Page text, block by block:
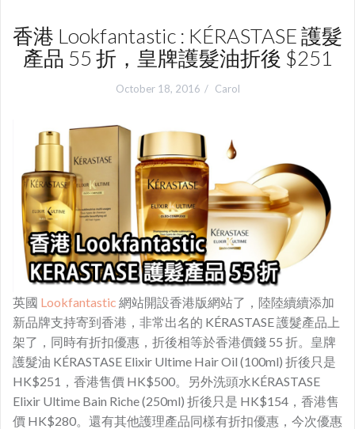
香港 Lookfantastic : KÉRASTASE 護髮
產品 55 折，皇牌護髮油折後 $251
October 18, 2016 Carol
英國 Lookfantastic 網站開設香港版網站了，陸陸續續添加
新品牌支持寄到香港，非常出名的 KÉRASTASE 護髮產品上
架了，同時有折扣優惠，折後相等於香港價錢 55 折。皇牌
護髮油 KÉRASTASE Elixir Ultime Hair Oil (100ml) 折後只是
HK$251，香港售價 HK$500。另外洗頭水KÉRASTASE
Elixir Ultime Bain Riche (250ml) 折後只是 HK$154，香港售
價 HK$280。還有其他護理產品同樣有折扣優惠，今次優惠